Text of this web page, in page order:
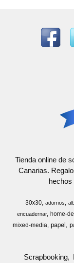
Tienda online de
Canarias.
hechos
30x30 adornos
encuadernar
home-
mixed-media papel
Scrapbooking